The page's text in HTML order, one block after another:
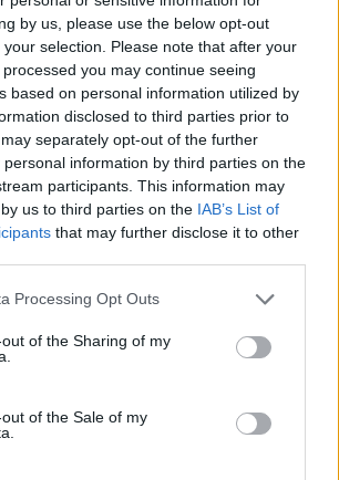
by us, please use the below opt-out
selection. Please note that after your
you may continue seeing
based on personal information utilized by
disclosed to third parties prior to
separately opt-out of the further
information by third parties on the
participants. This information may
us to third parties on the IAB’s List of
that may further disclose it to other
website/app uses one or more Google
visit or usage behaviour. You may click to
to Google and its third-party tags to
specified purposes in below Google
Processing Opt Outs
of the Sharing of my
of the Sale of my
13 πιο παράξενες θρησκείες